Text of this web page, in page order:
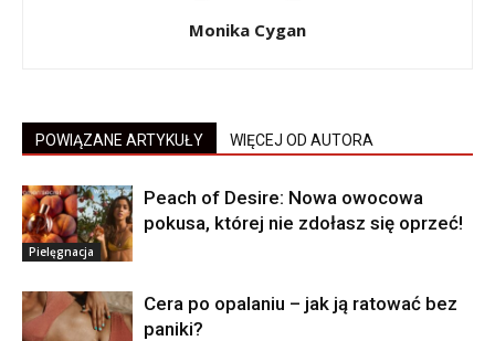
Monika Cygan
POWIĄZANE ARTYKUŁY WIĘCEJ OD AUTORA
Pielęgnacja
Peach of Desire: Nowa owocowa
pokusa, której nie zdołasz się oprzeć!
Cera po opalaniu – jak ją ratować bez
paniki?